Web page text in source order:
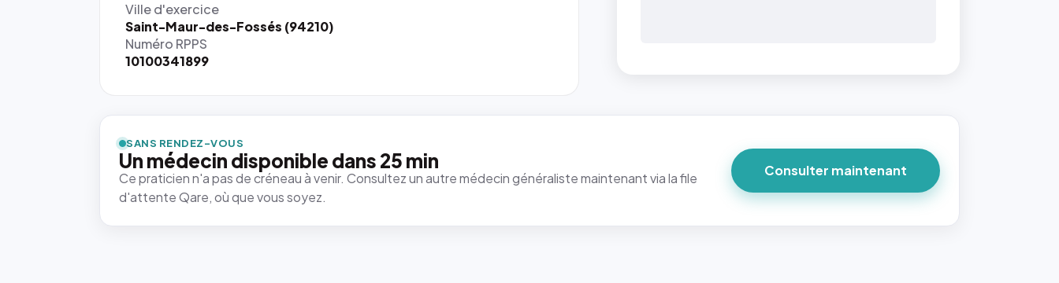
Ville d'exercice
Saint-Maur-des-Fossés (94210)
Numéro RPPS
10100341899
SANS RENDEZ-VOUS
Un médecin disponible dans 25 min
Ce praticien n'a pas de créneau à venir. Consultez un autre médecin généraliste maintenant via la file
d'attente Qare, où que vous soyez.
Consulter maintenant